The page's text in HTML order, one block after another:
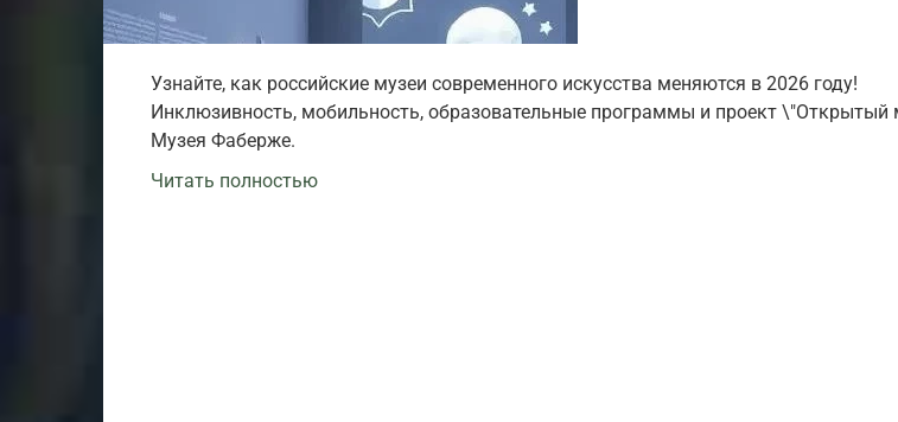
Узнайте, как российские музеи современного искусства меняются в 2026 году!
Инклюзивность, мобильность, образовательные программы и проект \"Открытый
Музея Фаберже.
Читать полностью